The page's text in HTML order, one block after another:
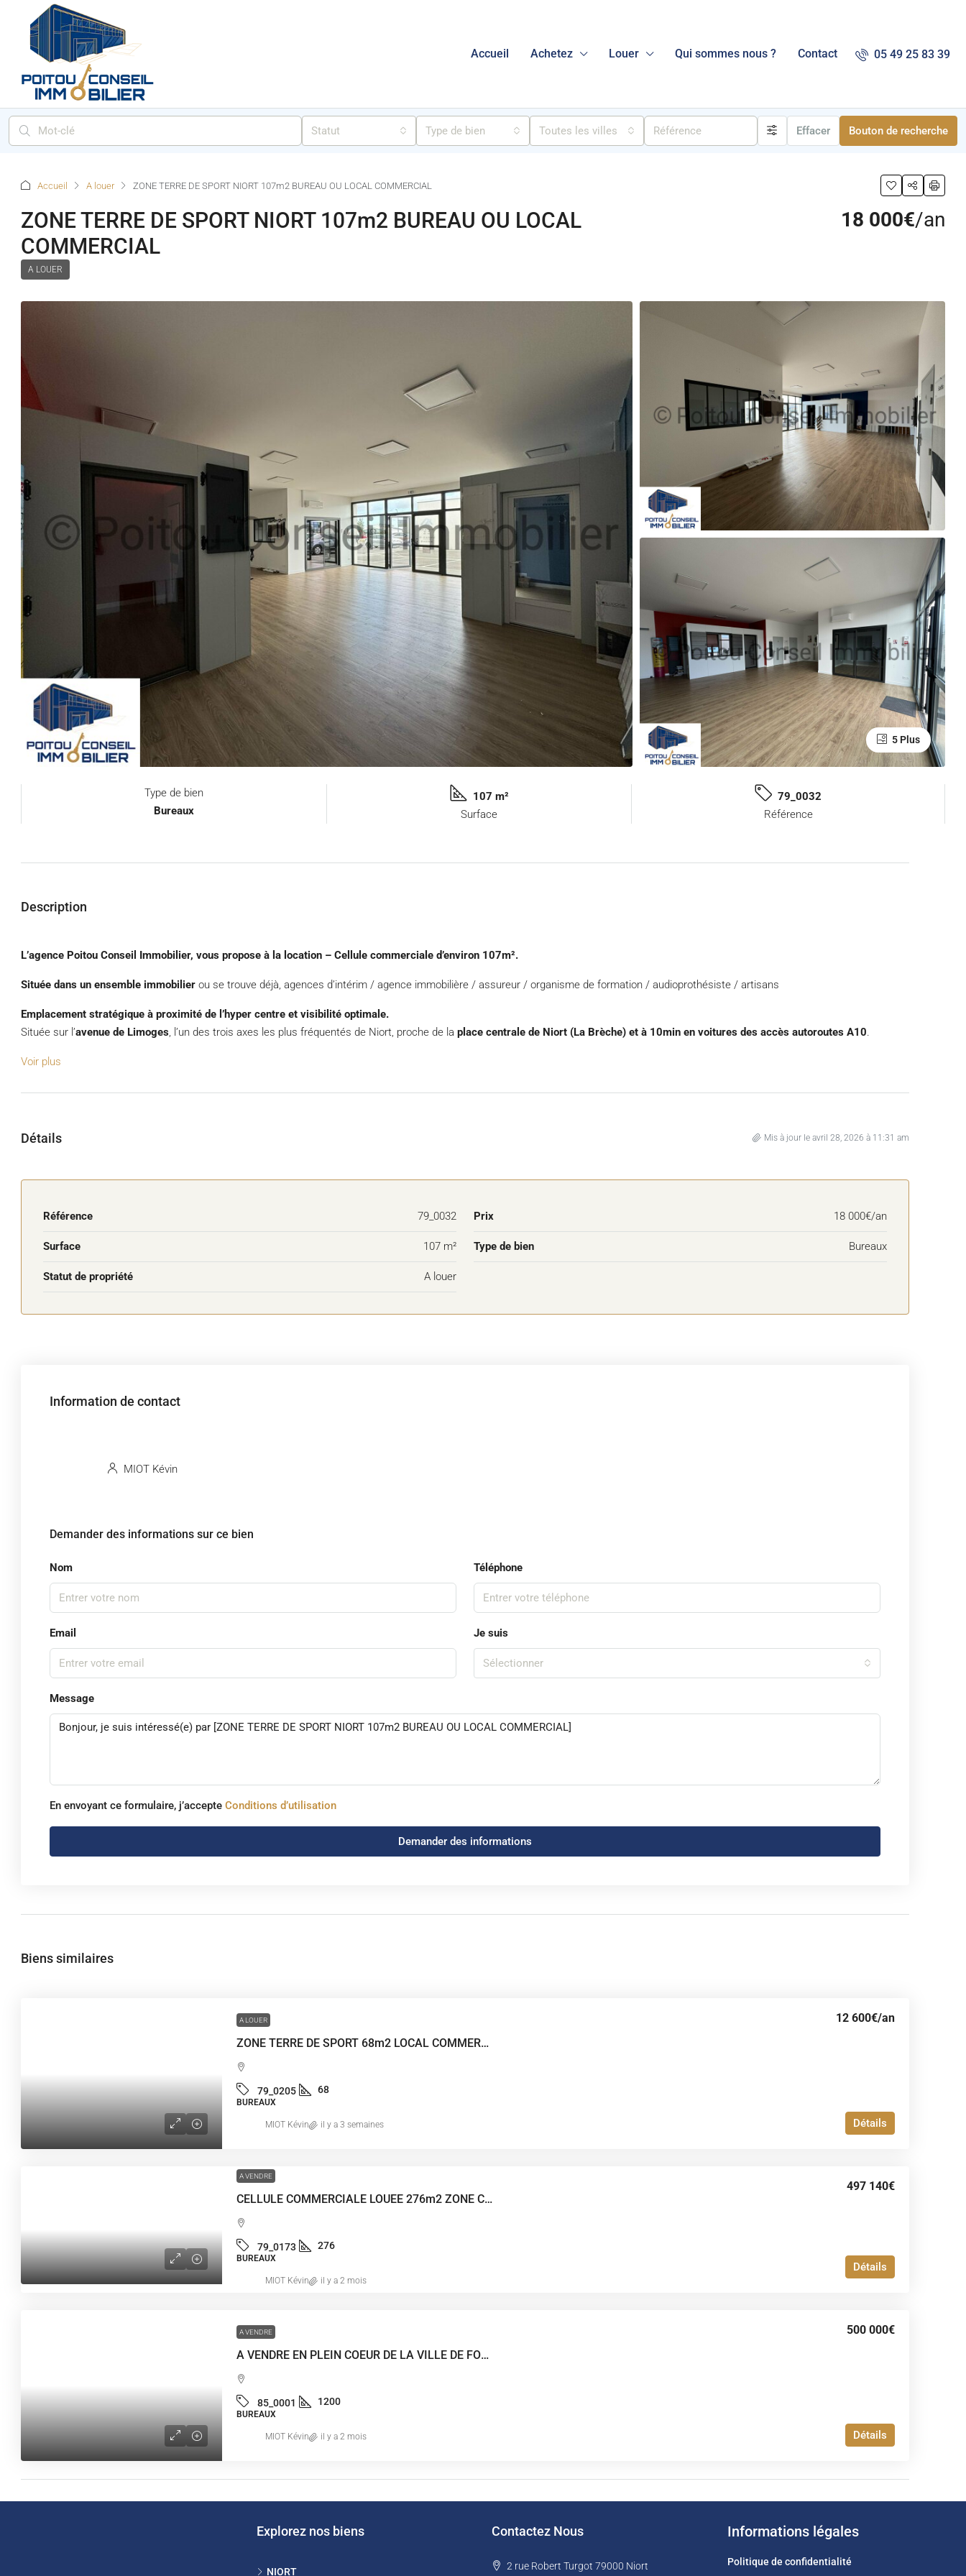
Accueil Achetez Louer Qui sommes nous ? Contact 05 49 25 83 39
Statut Type de bien Toutes les villes Effacer Bouton de recherche
Accueil A louer ZONE TERRE DE SPORT NIORT 107m2 BUREAU OU LOCAL COMMERCIAL
ZONE TERRE DE SPORT NIORT 107m2 BUREAU OU LOCAL
COMMERCIAL
A LOUER
18 000€/an
5 Plus
Type de bien
Bureaux
107 m²
Surface
79_0032
Référence
Description
L’agence Poitou Conseil Immobilier, vous propose à la location – Cellule commerciale d’environ 107m².
Située dans un ensemble immobilier ou se trouve déjà, agences d’intérim / agence immobilière / assureur / organisme de formation / audioprothésiste / artisans
Emplacement stratégique à proximité de l’hyper centre et visibilité optimale.
Située sur l’avenue de Limoges, l’un des trois axes les plus fréquentés de Niort, proche de la place centrale de Niort (La Brèche) et à 10min en voitures des accès autoroutes A10.
Voir plus
Détails Mis à jour le avril 28, 2026 à 11:31 am
Référence 79_0032 Prix 18 000€/an
Surface 107 m² Type de bien Bureaux
Statut de propriété A louer
Information de contact
MIOT Kévin
Demander des informations sur ce bien
Nom Téléphone
Email Je suis
Sélectionner
Message
En envoyant ce formulaire, j’accepte Conditions d’utilisation
Demander des informations
Biens similaires
A LOUER
ZONE TERRE DE SPORT 68m2 LOCAL COMMERCIAL
12 600€/an
79_0205 68
BUREAUX
Détails
MIOT Kévin il y a 3 semaines
A VENDRE
CELLULE COMMERCIALE LOUEE 276m2 ZONE COMMERCIALE MENDES FRANCE CHAURAY NIORT
497 140€
79_0173 276
BUREAUX
Détails
MIOT Kévin il y a 2 mois
A VENDRE
A VENDRE EN PLEIN COEUR DE LA VILLE DE FONTENAY LE COMTE AVEC TRES BELLE VISIBILITE ACCES FACILE
500 000€
85_0001 1200
BUREAUX
Détails
MIOT Kévin il y a 2 mois
Explorez nos biens
NIORT
Contactez Nous
2 rue Robert Turgot 79000 Niort
Informations légales
Politique de confidentialité